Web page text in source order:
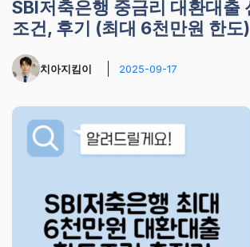
뛰SBI저축은행 중금리 대환대출
조건, 후기 (최대 6천만원 한도)
치아지킴이 2025-09-17